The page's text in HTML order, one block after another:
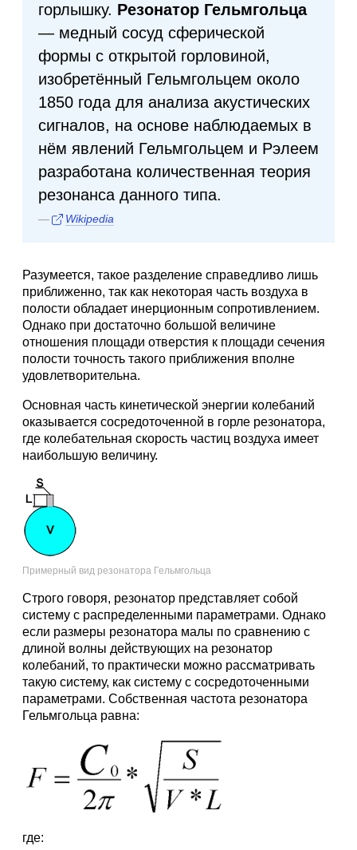
горлышку. Резонатор Гельмгольца
— медный сосуд сферической
формы с открытой горловиной,
изобретённый Гельмгольцем около
1850 года для анализа акустических
сигналов, на основе наблюдаемых в
нём явлений Гельмгольцем и Рэлеем
разработана количественная теория
резонанса данного типа.
Wikipedia
Разумеется, такое разделение справедливо лишь
приближенно, так как некоторая часть воздуха в
полости обладает инерционным сопротивлением.
Однако при достаточно большой величине
отношения площади отверстия к площади сечения
полости точность такого приближения вполне
удовлетворительна.
Основная часть кинетической энергии колебаний
оказывается сосредоточенной в горле резонатора,
где колебательная скорость частиц воздуха имеет
наибольшую величину.
Примерный вид резонатора Гельмгольца
Строго говоря, резонатор представляет собой
систему с распределенными параметрами. Однако
если размеры резонатора малы по сравнению с
длиной волны действующих на резонатор
колебаний, то практически можно рассматривать
такую систему, как систему с сосредоточенными
параметрами. Собственная частота резонатора
Гельмгольца равна:
где: